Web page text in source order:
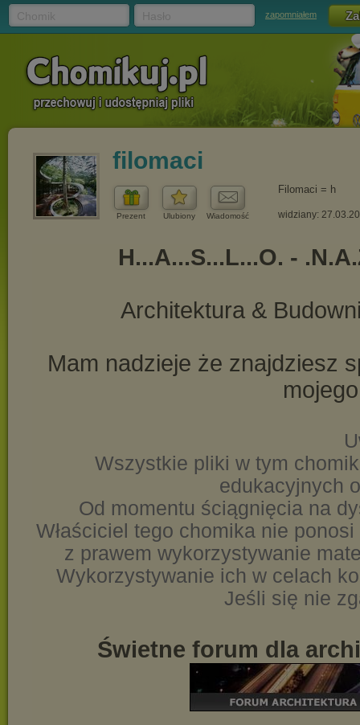
zapomniałem
filomaci
Prezent Ulubiony Wiadomość
Filomaci = h
widziany: